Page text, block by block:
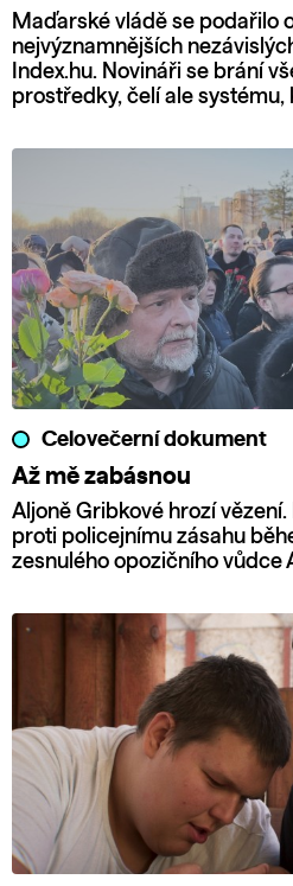
Maďarské vládě se podařilo
nejvýznamnějších
Index.hu. Novináři se brání
prostředky, čelí ale systému,
Celovečerní dokument
Až mě zabásnou
Aljoně Gribkové hrozí
proti policejnímu zásahu
zesnulého opozičního vůdce